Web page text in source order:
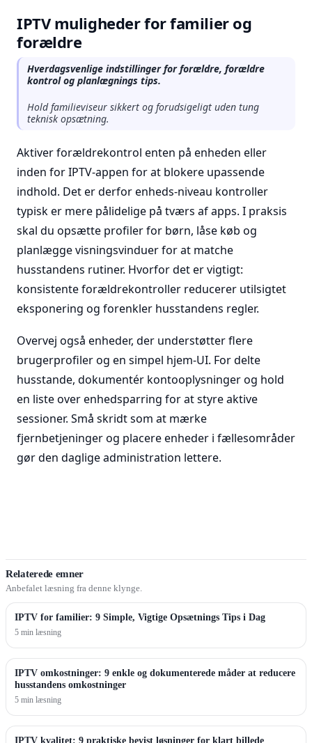
IPTV muligheder for familier og
forældre
Hverdagsvenlige indstillinger for forældre, forældre
kontrol og planlægnings tips.
Hold familieviseur sikkert og forudsigeligt uden tung
teknisk opsætning.
Aktiver forældrekontrol enten på enheden eller
inden for IPTV-appen for at blokere upassende
indhold. Det er derfor enheds-niveau kontroller
typisk er mere pålidelige på tværs af apps. I praksis
skal du opsætte profiler for børn, låse køb og
planlægge visningsvinduer for at matche
husstandens rutiner. Hvorfor det er vigtigt:
konsistente forældrekontroller reducerer utilsigtet
eksponering og forenkler husstandens regler.
Overvej også enheder, der understøtter flere
brugerprofiler og en simpel hjem-UI. For delte
husstande, dokumentér kontooplysninger og hold
en liste over enhedsparring for at styre aktive
sessioner. Små skridt som at mærke
fjernbetjeninger og placere enheder i fællesområder
gør den daglige administration lettere.
Relaterede emner
Anbefalet læsning fra denne klynge.
IPTV for familier: 9 Simple, Vigtige Opsætnings Tips i Dag
5 min læsning
IPTV omkostninger: 9 enkle og dokumenterede måder at reducere
husstandens omkostninger
5 min læsning
IPTV kvalitet: 9 praktiske bevist løsninger for klart billede